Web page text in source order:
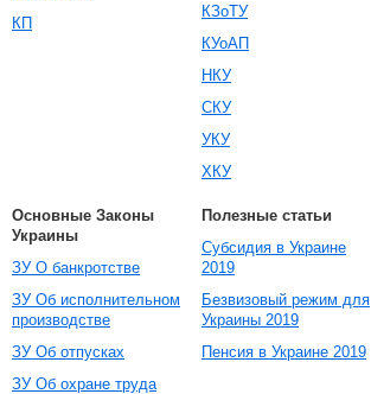
КП
КЗоТУ
КУоАП
НКУ
СКУ
УКУ
ХКУ
Основные Законы
Украины
ЗУ О банкротстве
ЗУ Об исполнительном
производстве
ЗУ Об отпусках
ЗУ Об охране труда
Полезные статьи
Субсидия в Украине
2019
Безвизовый режим для
Украины 2019
Пенсия в Украине 2019